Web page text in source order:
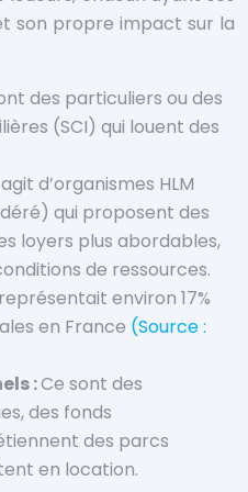
son propre impact sur la
des particuliers ou des
(SCI) qui louent des
d’organismes HLM
qui proposent des
loyers plus abordables,
de ressources.
environ 17%
en France (Source :
:Ce sont des
des fonds
des parcs
en location.